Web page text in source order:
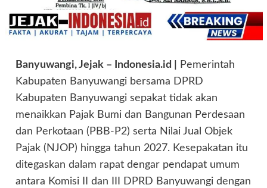
Banyuwangi, Jejak – Indonesia.id |
Pemerintah
Kabupaten Banyuwangi bersama DPRD
Kabupaten Banyuwangi sepakat tidak akan
menaikkan Pajak Bumi dan Bangunan Perdesaan
dan Perkotaan (PBB-P2) serta Nilai Jual Objek
Pajak (NJOP) hingga tahun 2027. Kesepakatan itu
ditegaskan dalam rapat dengar pendapat umum
antara Komisi II dan III DPRD Banyuwangi dengan